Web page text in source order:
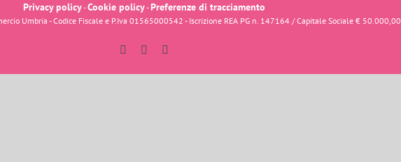
Privacy policy-Cookie policy-Preferenze di tracciamento
Umbria - Codice Fiscale e P.Iva 01565000542 - Iscrizione REA PG n. 147164 / Capitale Sociale € 50.000,00
FacebookInstagram